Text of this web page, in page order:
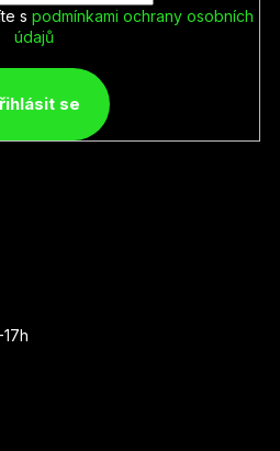
s podmínkami ochrany osobních
údajů
se